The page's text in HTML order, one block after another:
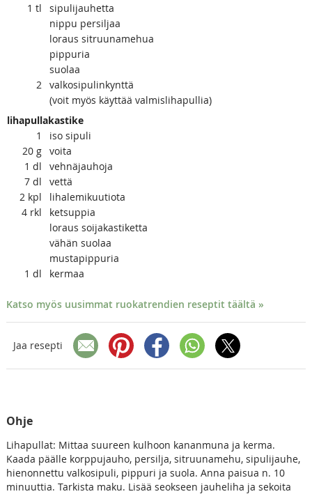
1 tl
sipulijauhetta
nippu persiljaa
loraus sitruunamehua
pippuria
suolaa
2 valkosipulinkynttä
(voit myös käyttää valmislihapullia)
lihapullakastike
1
iso sipuli
20 g voita
1 dl
vehnäjauhoja
7 dl
vettä
2 kpl
lihalemikuutiota
4 rkl
ketsuppia
loraus soijakastiketta
vähän suolaa
mustapippuria
1 dl kermaa
Katso myös uusimmat ruokatrendien reseptit täältä »
Jaa resepti
Ohje
Lihapullat: Mittaa suureen kulhoon kananmuna ja kerma.
Kaada päälle korppujauho, persilja, sitruunamehu, sipulijauhe,
hienonnettu valkosipuli, pippuri ja suola. Anna paisua n. 10
minuuttia. Tarkista maku. Lisää seokseen jauheliha ja sekoita